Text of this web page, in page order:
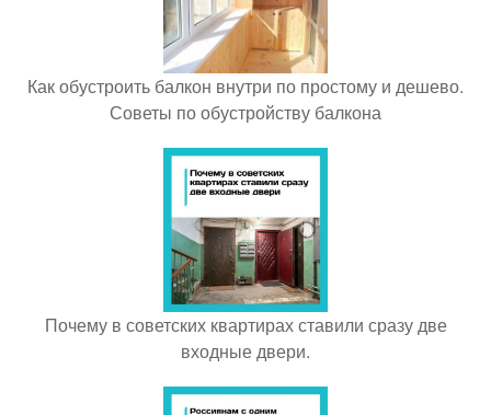
Как обустроить балкон внутри по простому и дешево.
Советы по обустройству балкона
Почему в советских квартирах ставили сразу две
входные двери.